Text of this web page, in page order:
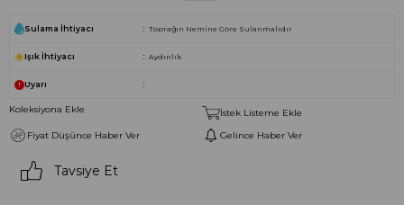
Sulama İhtiyacı Toprağın Nemine Göre Sulanmalıdır
Işık İhtiyacı Aydınlık
Uyarı
Koleksiyona Ekle
İstek Listeme Ekle
Fiyat Düşünce Haber Ver
Gelince Haber Ver
Tavsiye Et